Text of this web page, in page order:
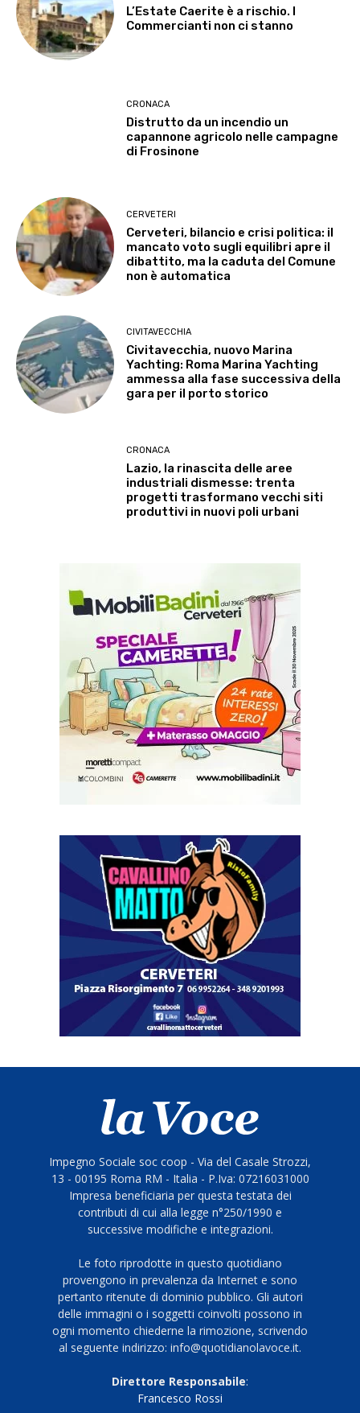
L’Estate Caerite è a rischio. I
Commercianti non ci stanno
CRONACA
Distrutto da un incendio un
capannone agricolo nelle campagne
di Frosinone
CERVETERI
Cerveteri, bilancio e crisi politica: il
mancato voto sugli equilibri apre il
dibattito, ma la caduta del Comune
non è automatica
CIVITAVECCHIA
Civitavecchia, nuovo Marina
Yachting: Roma Marina Yachting
ammessa alla fase successiva della
gara per il porto storico
CRONACA
Lazio, la rinascita delle aree
industriali dismesse: trenta
progetti trasformano vecchi siti
produttivi in nuovi poli urbani
Impegno Sociale soc coop - Via del Casale Strozzi,
13 - 00195 Roma RM - Italia - P.Iva: 07216031000
Impresa beneficiaria per questa testata dei
contributi di cui alla legge n°250/1990 e
successive modifiche e integrazioni.
Le foto riprodotte in questo quotidiano
provengono in prevalenza da Internet e sono
pertanto ritenute di dominio pubblico. Gli autori
delle immagini o i soggetti coinvolti possono in
ogni momento chiederne la rimozione, scrivendo
al seguente indirizzo: info@quotidianolavoce.it.
Direttore Responsabile:
Francesco Rossi